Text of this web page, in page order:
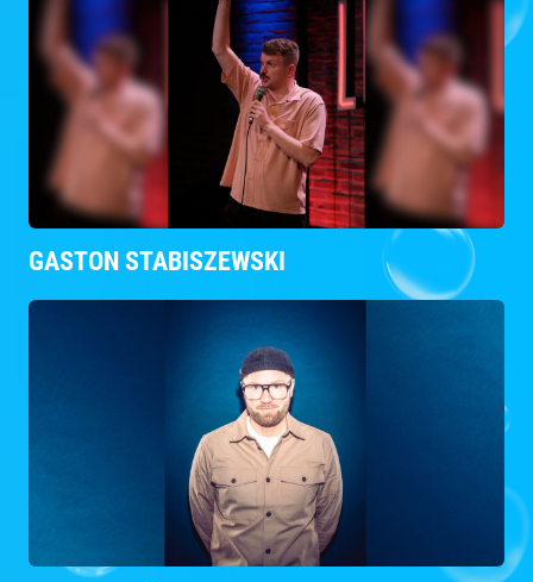
GASTON STABISZEWSKI